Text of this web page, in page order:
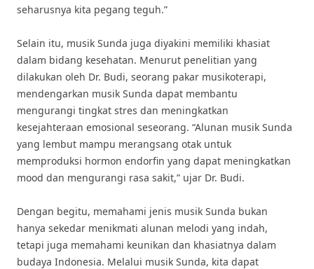
seharusnya kita pegang teguh.”
Selain itu, musik Sunda juga diyakini memiliki khasiat
dalam bidang kesehatan. Menurut penelitian yang
dilakukan oleh Dr. Budi, seorang pakar musikoterapi,
mendengarkan musik Sunda dapat membantu
mengurangi tingkat stres dan meningkatkan
kesejahteraan emosional seseorang. “Alunan musik Sunda
yang lembut mampu merangsang otak untuk
memproduksi hormon endorfin yang dapat meningkatkan
mood dan mengurangi rasa sakit,” ujar Dr. Budi.
Dengan begitu, memahami jenis musik Sunda bukan
hanya sekedar menikmati alunan melodi yang indah,
tetapi juga memahami keunikan dan khasiatnya dalam
budaya Indonesia. Melalui musik Sunda, kita dapat